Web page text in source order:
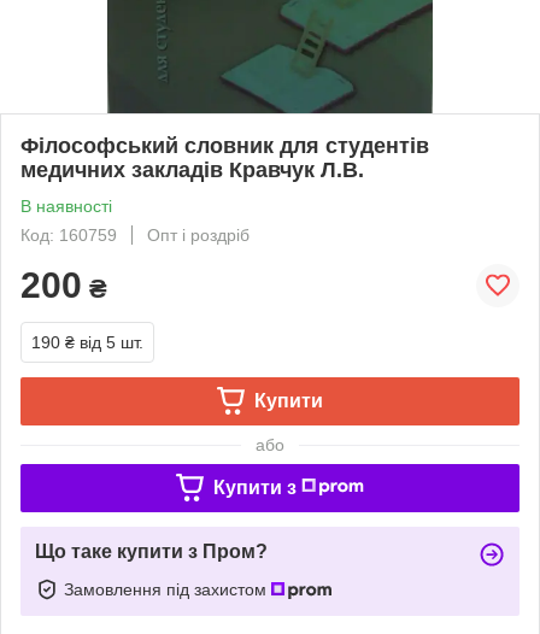
Філософський словник для студентів
медичних закладів Кравчук Л.В.
В наявності
Код: 160759
Опт і роздріб
200 ₴
190 ₴ від 5 шт.
Купити
або
Купити з
Що таке купити з Пром?
Замовлення під захистом